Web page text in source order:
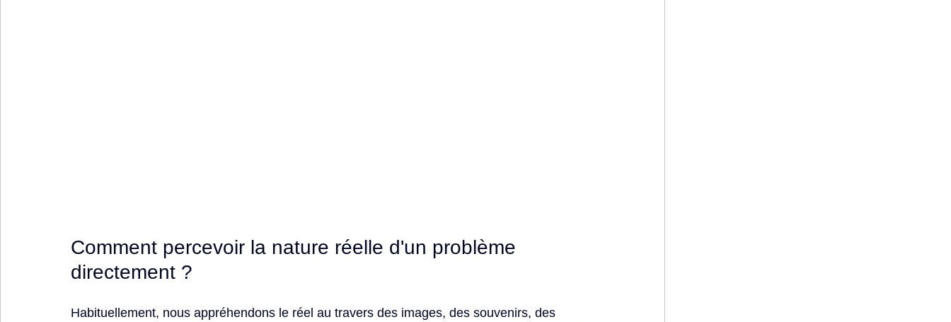
Comment percevoir la nature réelle d'un problème
directement ?
Habituellement, nous appréhendons le réel au travers des images, des souvenirs, des